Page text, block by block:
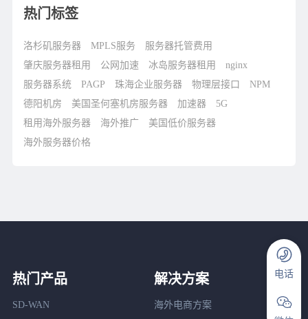
热门标签
洛杉矶服务器 MPLS服务
服务器托管费用
肇庆服务器租用
公网加速 冰岛服务器租用
nginx
服务器系统
PAGP 珠海企业服务器 物理层接口
NPM
德阳机房
美国圣何塞机房服务器 加速器
5G
租用海外服务器
海外推广
美国低价服务器
海外服务器价格
热门产品
SD-WAN
解决方案
海外电商方案
电话